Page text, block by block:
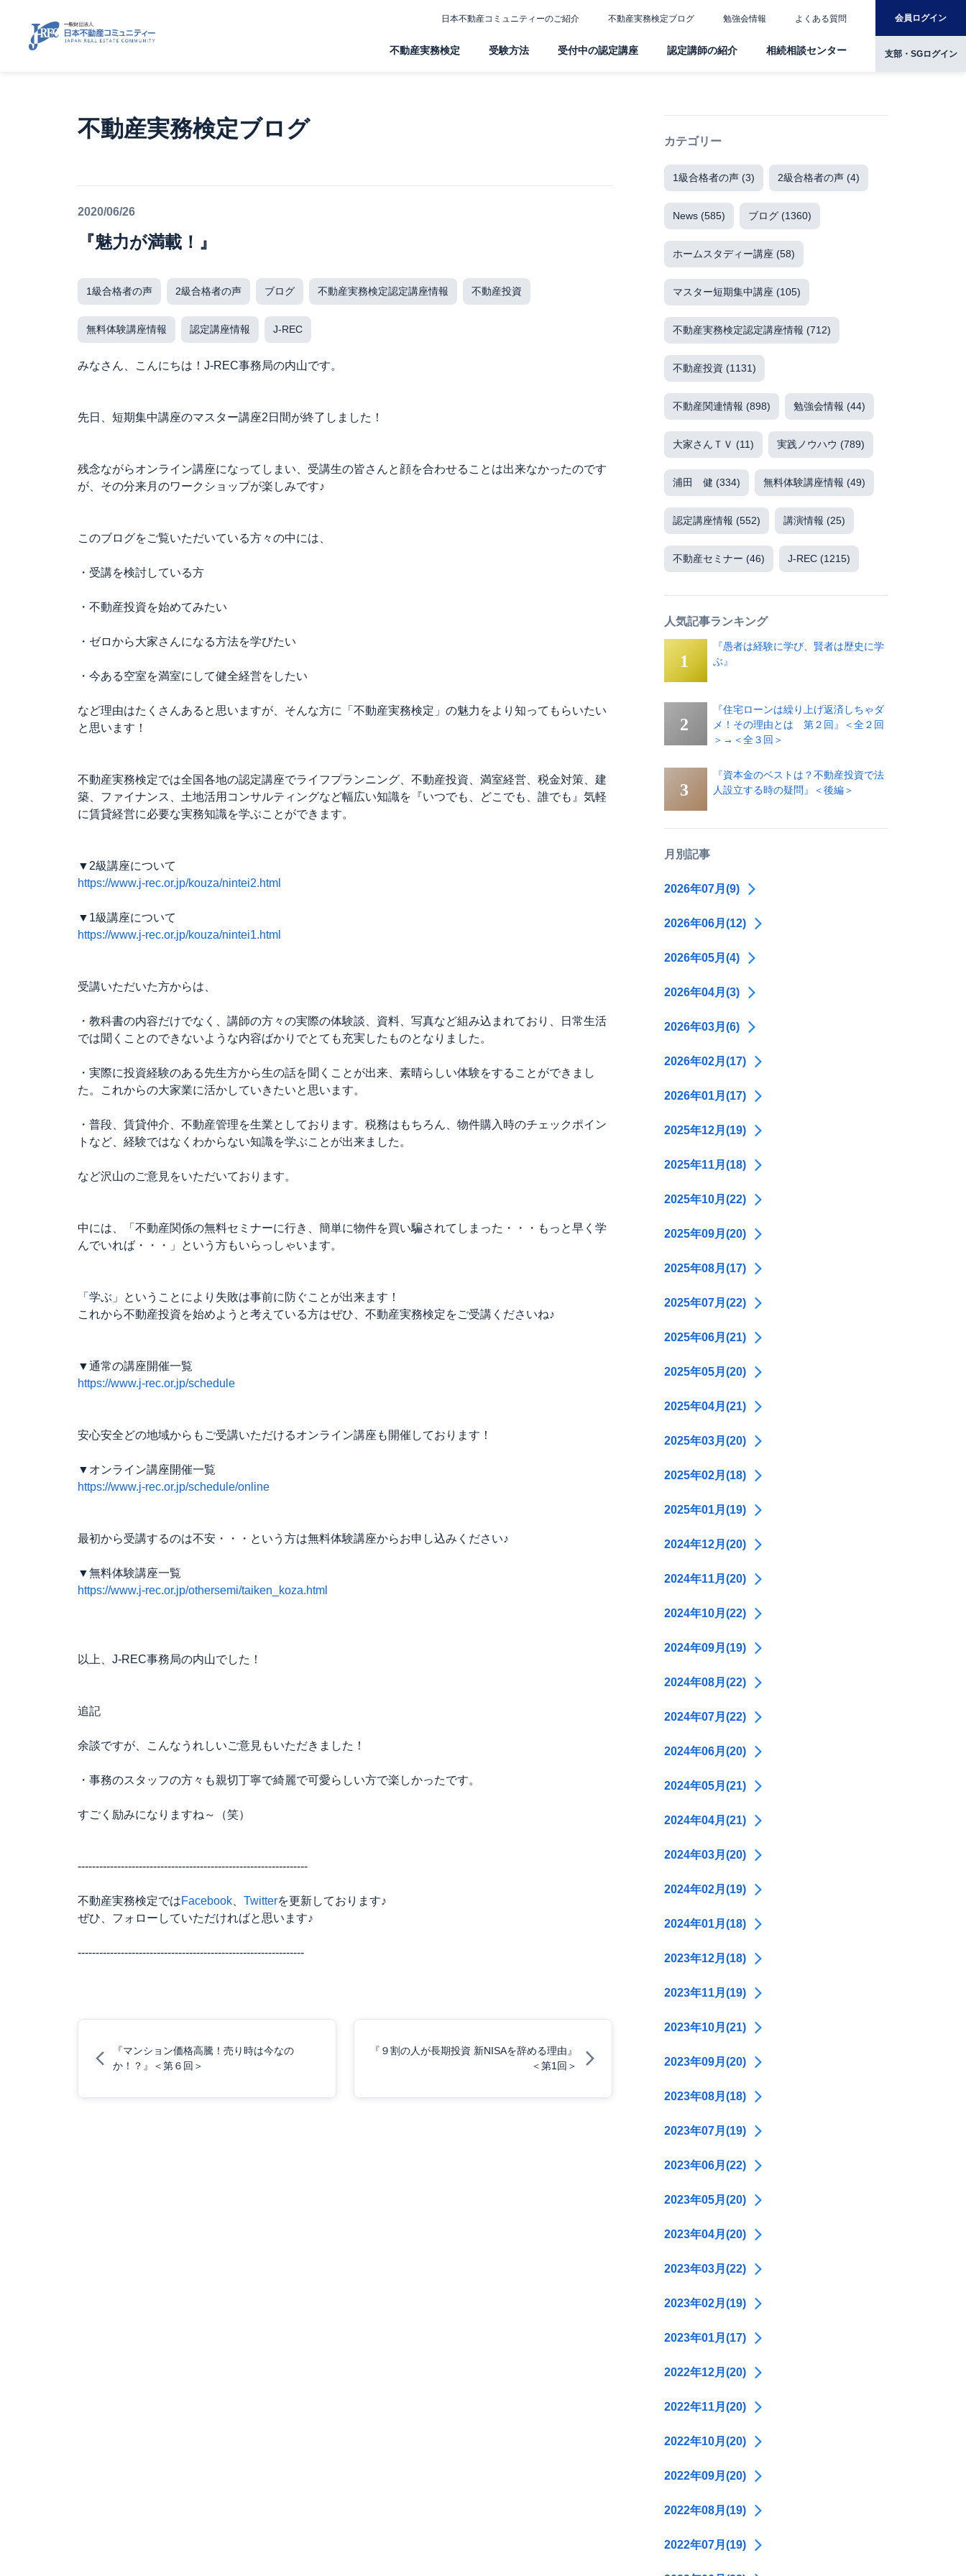
日本不動産コミュニティーのご紹介 不動産実務検定ブログ 勉強会情報 よくある質問 会員ログイン
不動産実務検定 受験方法 受付中の認定講座 認定講師の紹介 相続相談センター 支部・SGログイン
不動産実務検定ブログ
2020/06/26
『魅力が満載！』
1級合格者の声 2級合格者の声 ブログ 不動産実務検定認定講座情報 不動産投資
無料体験講座情報 認定講座情報 J-REC
みなさん、こんにちは！J-REC事務局の内山です。
先日、短期集中講座のマスター講座2日間が終了しました！
残念ながらオンライン講座になってしまい、受講生の皆さんと顔を合わせることは出来なかったのです
が、その分来月のワークショップが楽しみです♪
このブログをご覧いただいている方々の中には、
・受講を検討している方
・不動産投資を始めてみたい
・ゼロから大家さんになる方法を学びたい
・今ある空室を満室にして健全経営をしたい
など理由はたくさんあると思いますが、そんな方に「不動産実務検定」の魅力をより知ってもらいたい
と思います！
不動産実務検定では全国各地の認定講座でライフプランニング、不動産投資、満室経営、税金対策、建
築、ファイナンス、土地活用コンサルティングなど幅広い知識を『いつでも、どこでも、誰でも』気軽
に賃貸経営に必要な実務知識を学ぶことができます。
▼2級講座について
https://www.j-rec.or.jp/kouza/nintei2.html
▼1級講座について
https://www.j-rec.or.jp/kouza/nintei1.html
受講いただいた方からは、
・教科書の内容だけでなく、講師の方々の実際の体験談、資料、写真など組み込まれており、日常生活
では聞くことのできないような内容ばかりでとても充実したものとなりました。
・実際に投資経験のある先生方から生の話を聞くことが出来、素晴らしい体験をすることができまし
た。これからの大家業に活かしていきたいと思います。
・普段、賃貸仲介、不動産管理を生業としております。税務はもちろん、物件購入時のチェックポイン
トなど、経験ではなくわからない知識を学ぶことが出来ました。
など沢山のご意見をいただいております。
中には、「不動産関係の無料セミナーに行き、簡単に物件を買い騙されてしまった・・・もっと早く学
んでいれば・・・」という方もいらっしゃいます。
「学ぶ」ということにより失敗は事前に防ぐことが出来ます！
これから不動産投資を始めようと考えている方はぜひ、不動産実務検定をご受講くださいね♪
▼通常の講座開催一覧
https://www.j-rec.or.jp/schedule
安心安全どの地域からもご受講いただけるオンライン講座も開催しております！
▼オンライン講座開催一覧
https://www.j-rec.or.jp/schedule/online
最初から受講するのは不安・・・という方は無料体験講座からお申し込みください♪
▼無料体験講座一覧
https://www.j-rec.or.jp/othersemi/taiken_koza.html
以上、J-REC事務局の内山でした！
追記
余談ですが、こんなうれしいご意見もいただきました！
・事務のスタッフの方々も親切丁寧で綺麗で可愛らしい方で楽しかったです。
すごく励みになりますね～（笑）
----------------------------------------------------------------
不動産実務検定ではFacebook Twitterを更新しております♪
ぜひ、フォローしていただければと思います♪
---------------------------------------------------------------
『マンション価格高騰！売り時は今なの
か！？』＜第６回＞
『９割の人が長期投資 新NISAを辞める理由』
＜第1回＞
カテゴリー
1級合格者の声 (3) 2級合格者の声 (4)
News (585) ブログ (1360)
ホームスタディー講座 (58)
マスター短期集中講座 (105)
不動産実務検定認定講座情報 (712)
不動産投資 (1131)
不動産関連情報 (898) 勉強会情報 (44)
大家さんＴＶ (11) 実践ノウハウ (789)
浦田 健 (334) 無料体験講座情報 (49)
認定講座情報 (552) 講演情報 (25)
不動産セミナー (46) J-REC (1215)
人気記事ランキング
『愚者は経験に学び、賢者は歴史に学
ぶ』
『住宅ローンは繰り上げ返済しちゃダ
メ！その理由とは 第２回』＜全２回
＞→＜全３回＞
『資本金のベストは？不動産投資で法
人設立する時の疑問』＜後編＞
月別記事
2026年07月(9)
2026年06月(12)
2026年05月(4)
2026年04月(3)
2026年03月(6)
2026年02月(17)
2026年01月(17)
2025年12月(19)
2025年11月(18)
2025年10月(22)
2025年09月(20)
2025年08月(17)
2025年07月(22)
2025年06月(21)
2025年05月(20)
2025年04月(21)
2025年03月(20)
2025年02月(18)
2025年01月(19)
2024年12月(20)
2024年11月(20)
2024年10月(22)
2024年09月(19)
2024年08月(22)
2024年07月(22)
2024年06月(20)
2024年05月(21)
2024年04月(21)
2024年03月(20)
2024年02月(19)
2024年01月(18)
2023年12月(18)
2023年11月(19)
2023年10月(21)
2023年09月(20)
2023年08月(18)
2023年07月(19)
2023年06月(22)
2023年05月(20)
2023年04月(20)
2023年03月(22)
2023年02月(19)
2023年01月(17)
2022年12月(20)
2022年11月(20)
2022年10月(20)
2022年09月(20)
2022年08月(19)
2022年07月(19)